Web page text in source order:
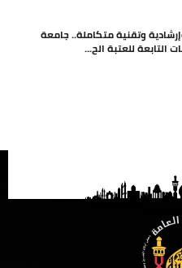
وتقنية متكاملة.. جامعة
التابعة للعتبة الح...